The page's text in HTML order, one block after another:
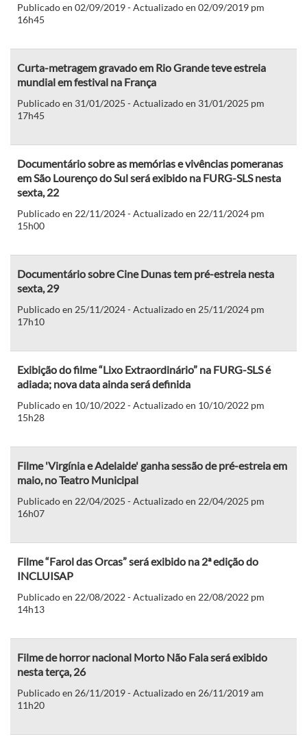
Publicado en 02/09/2019 - Actualizado en 02/09/2019 pm
16h45
Curta-metragem gravado em Rio Grande teve estreia
mundial em festival na França
Publicado en 31/01/2025 - Actualizado en 31/01/2025 pm
17h45
Documentário sobre as memórias e vivências pomeranas
em São Lourenço do Sul será exibido na FURG-SLS nesta
sexta, 22
Publicado en 22/11/2024 - Actualizado en 22/11/2024 pm
15h00
Documentário sobre Cine Dunas tem pré-estreia nesta
sexta, 29
Publicado en 25/11/2024 - Actualizado en 25/11/2024 pm
17h10
Exibição do filme “Lixo Extraordinário” na FURG-SLS é
adiada; nova data ainda será definida
Publicado en 10/10/2022 - Actualizado en 10/10/2022 pm
15h28
Filme 'Virgínia e Adelaide' ganha sessão de pré-estreia em
maio, no Teatro Municipal
Publicado en 22/04/2025 - Actualizado en 22/04/2025 pm
16h07
Filme “Farol das Orcas” será exibido na 2ª edição do
INCLUISAP
Publicado en 22/08/2022 - Actualizado en 22/08/2022 pm
14h13
Filme de horror nacional Morto Não Fala será exibido
nesta terça, 26
Publicado en 26/11/2019 - Actualizado en 26/11/2019 am
11h20